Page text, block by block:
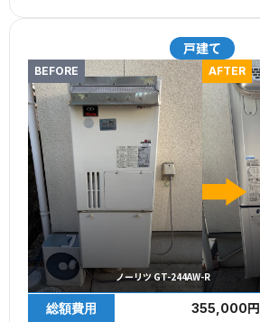
戸建て
BEFORE
ノーリツ GT-244AW-R
AFTER
総額費用 355,000円